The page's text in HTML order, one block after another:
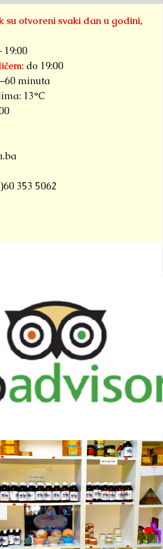
su otvoreni svaki dan u godini,
19:00
do 19:00
minuta
13°C
353 5062